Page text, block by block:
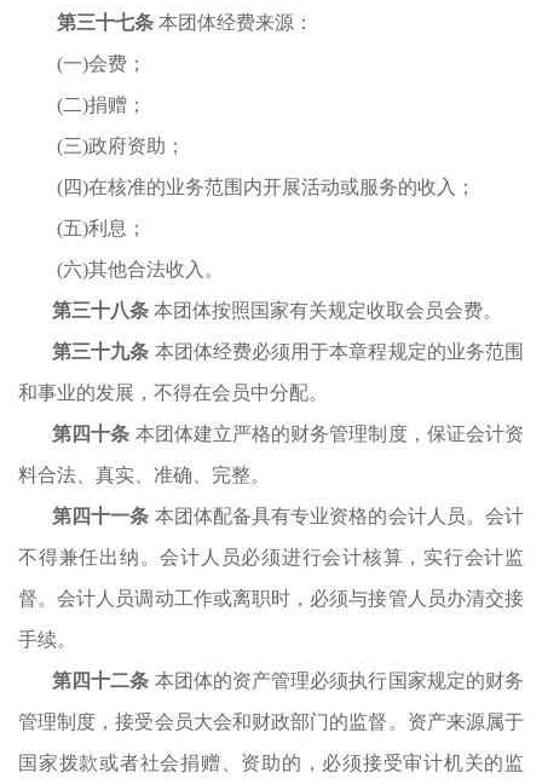
第三十七条 本团体经费来源：
(一)会费；
(二)捐赠；
(三)政府资助；
(四)在核准的业务范围内开展活动或服务的收入；
(五)利息；
(六)其他合法收入。
第三十八条 本团体按照国家有关规定收取会员会费。
第三十九条 本团体经费必须用于本章程规定的业务范围
和事业的发展，不得在会员中分配。
第四十条 本团体建立严格的财务管理制度，保证会计资
料合法、真实、准确、完整。
第四十一条 本团体配备具有专业资格的会计人员。会计
不得兼任出纳。会计人员必须进行会计核算，实行会计监
督。会计人员调动工作或离职时，必须与接管人员办清交接
手续。
第四十二条 本团体的资产管理必须执行国家规定的财务
管理制度，接受会员大会和财政部门的监督。资产来源属于
国家拨款或者社会捐赠、资助的，必须接受审计机关的监